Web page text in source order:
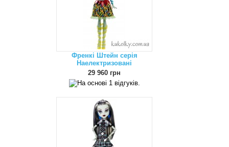
Френкі Штейн серія
Наелектризовані
29 960 грн